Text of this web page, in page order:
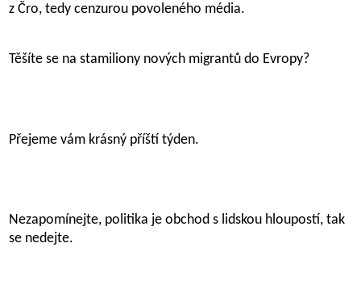
z Čro, tedy cenzurou povoleného média.
Těšíte se na stamiliony nových migrantů do Evropy?
Přejeme vám krásný příští týden.
Nezapomínejte, politika je obchod s lidskou hloupostí, tak
se nedejte.